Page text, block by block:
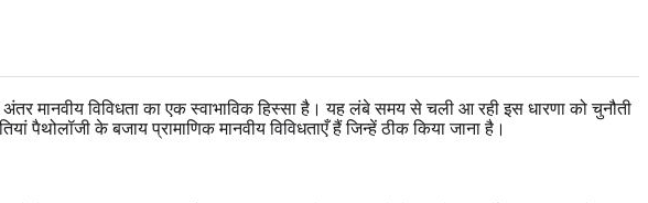
मानवीय विविधता का एक स्वाभाविक हिस्सा है। यह लंबे समय से चली आ रही इस धारणा को चुनौती
के बजाय प्रामाणिक मानवीय विविधताएँ हैं जिन्हें ठीक किया जाना है।